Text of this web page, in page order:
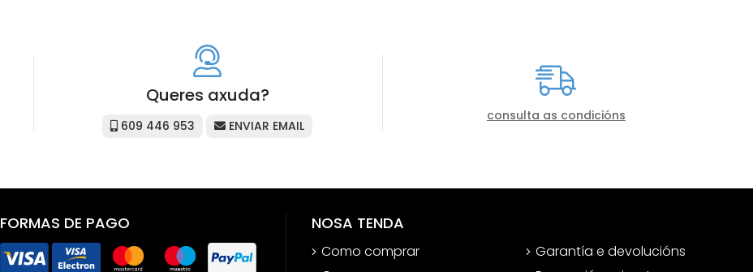
Queres axuda?
609 446 953 ENVIAR EMAIL
consulta as condicións
FORMAS DE PAGO NOSA TENDA
Como comprar
Garantía e devolucións